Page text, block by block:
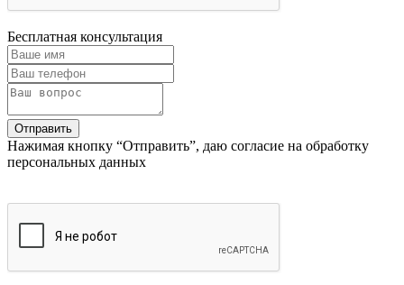
Бесплатная консультация
Нажимая кнопку “Отправить”, даю согласие на обработку
персональных данных